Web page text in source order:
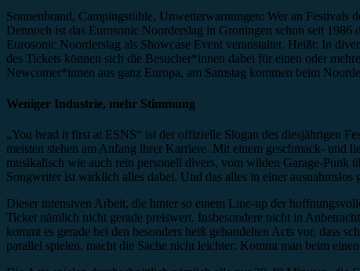
Sonnenbrand, Campingstühle, Unwetterwarnungen: Wer an
Dennoch ist das Eurosonic Noorderslag in Groningen schon seit
Eurosonic Noorderslag als Showcase Event veranstaltet. Heißt: In
des Tickets können sich die Besucher*innen dabei für einen oder
Newcomer*innen aus ganz Europa, am Samstag kommen beim
Weniger Industrie, mehr Stimmung
„You head it first at ESNS“ ist der offizielle Slogan des diesjährigen
meisten stehen am Anfang ihrer Karriere. Mit einem geschmack- und
musikalisch wie auch rein personell divers, vom wilden Garage-Punk
Songwriter ist wirklich alles dabei. Und das alles in einer ausnahmslos
Dieser intensiven Arbeit, die hinter so einem Line-up der
Ticket nämlich nicht gerade preiswert. Insbesondere nicht in
kommt es gerade bei den besonders heiß gehandelten Acts vor, dass
parallel spielen, macht die Sache nicht leichter: Kommt man beim